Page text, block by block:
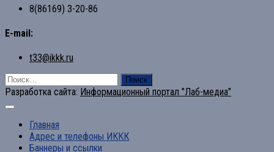
8(86169) 3-20-86
E-mail:
t33@ikkk.ru
Найти:
Разработка сайта: Информационный портал "Лаб-медиа"
Главная
Адрес и телефоны ИККК
Баннеры и ссылки